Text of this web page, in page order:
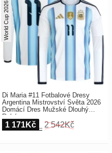
Di Maria #11 Fotbalové Dresy
Argentina Mistrovství Světa 2026
Domácí Dres Mužské Dlouhý
Rukáv
World Cup 2026
1 171Kč 2 542Kč